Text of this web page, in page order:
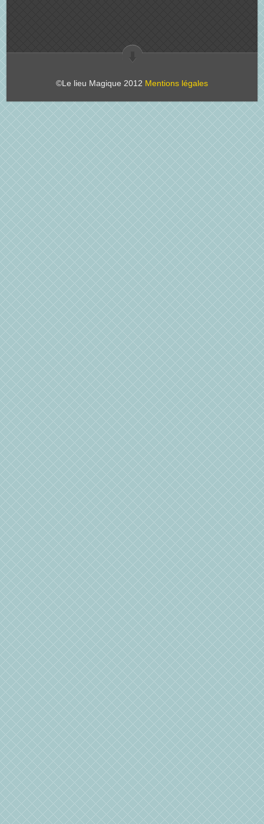
©Le lieu Magique 2012 Mentions légales